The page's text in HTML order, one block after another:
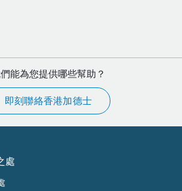
能為您提供哪些幫助？
即刻聯絡香港加德士
處